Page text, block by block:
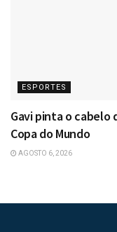
ESPORTES
Gavi pinta o cabelo
Copa do Mundo
AGOSTO 6, 2026